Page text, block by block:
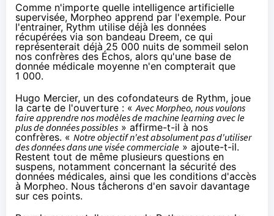
Comme n'importe quelle intelligence artificielle
supervisée, Morpheo apprend par l'exemple. Pour
l'entrainer, Rythm utilise déjà les données
récupérées via son bandeau Dreem, ce qui
représenterait déjà 25 000 nuits de sommeil selon
nos confrères des Échos, alors qu'une base de
donnée médicale moyenne n'en compterait que
1 000.
Hugo Mercier, un des cofondateurs de Rythm, joue
la carte de l'ouverture : « Avec Morpheo, nous voulons
faire apprendre nos modèles de machine learning avec le
plus de données possibles » affirme-t-il à nos
confrères. « Notre objectif n'est absolument pas d'utiliser
des données dans une visée commerciale » ajoute-t-il.
Restent tout de même plusieurs questions en
suspens, notamment concernant la sécurité des
données médicales, ainsi que les conditions d'accès
à Morpheo. Nous tâcherons d'en savoir davantage
sur ces points.